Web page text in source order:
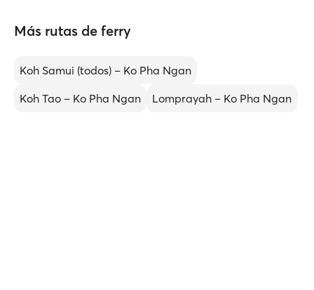
Más rutas de ferry
Koh Samui (todos) – Ko Pha Ngan
Koh Tao – Ko Pha Ngan
Lomprayah – Ko Pha Ngan